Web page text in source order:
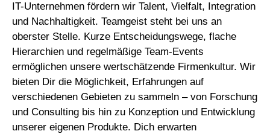
IT-Unternehmen fördern wir Talent, Vielfalt, Integration
und Nachhaltigkeit. Teamgeist steht bei uns an
oberster Stelle. Kurze Entscheidungswege, flache
Hierarchien und regelmäßige Team-Events
ermöglichen unsere wertschätzende Firmenkultur. Wir
bieten Dir die Möglichkeit, Erfahrungen auf
verschiedenen Gebieten zu sammeln – von Forschung
und Consulting bis hin zu Konzeption und Entwicklung
unserer eigenen Produkte. Dich erwarten